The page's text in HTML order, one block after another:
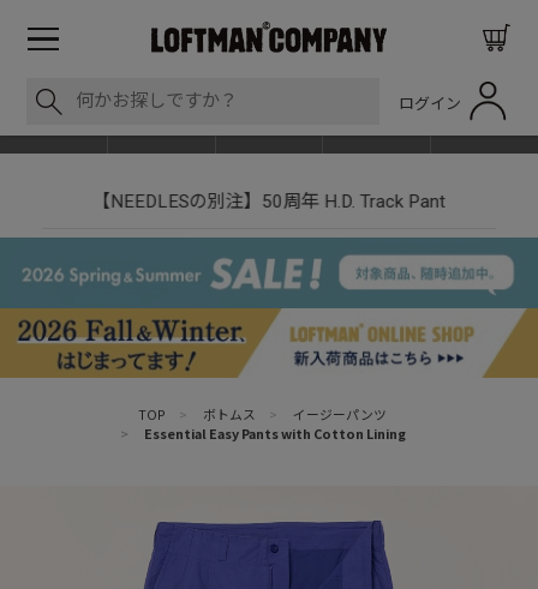
ログイン
【NEEDLESの別注】50周年 H.D. Track Pant
TOP > ボトムス >
イージーパンツ
>
Essential Easy Pants with Cotton Lining